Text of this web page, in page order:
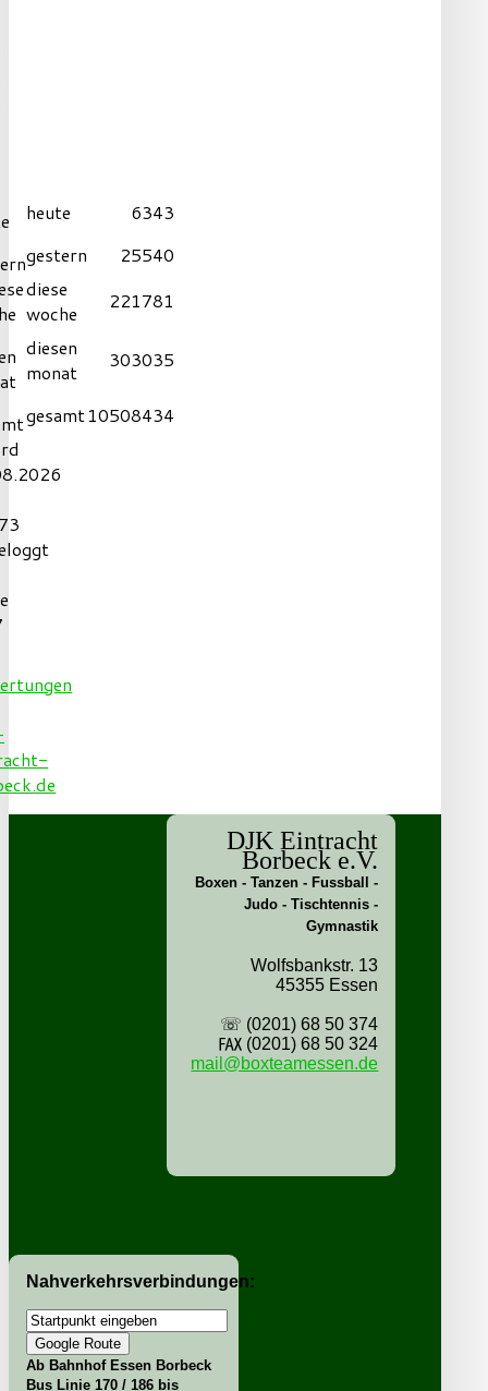
heute
6343
gestern
25540
diese
woche
221781
diesen
monat
303035
gesamt10508434
DJK Eintracht
Borbeck e.V.
Boxen - Tanzen - Fussball -
Judo - Tischtennis -
Gymnastik
Wolfsbankstr. 13
45355 Essen
☏ (0201) 68 50 374
℻ (0201) 68 50 324
mail@boxteamessen.de
Nahverkehrsverbindungen:
Ab Bahnhof Essen Borbeck
Bus Linie 170 / 186 bis